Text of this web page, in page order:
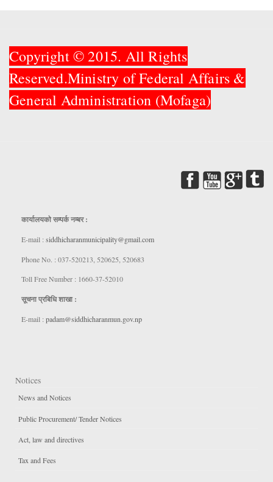
Copyright © 2015. All Rights
Reserved.Ministry of Federal Affairs &
General Administration (Mofaga)
कार्यालयकाे सम्पर्क नम्बर :
E-mail : siddhicharanmunicipality@gmail.com
Phone No. : 037-520213, 520625, 520683
Toll Free Number : 1660-37-52010
सूचना प्रबिधि शाखा :
E-mail : padam@siddhicharanmun.gov.np
Notices
News and Notices
Public Procurement/ Tender Notices
Act, law and directives
Tax and Fees